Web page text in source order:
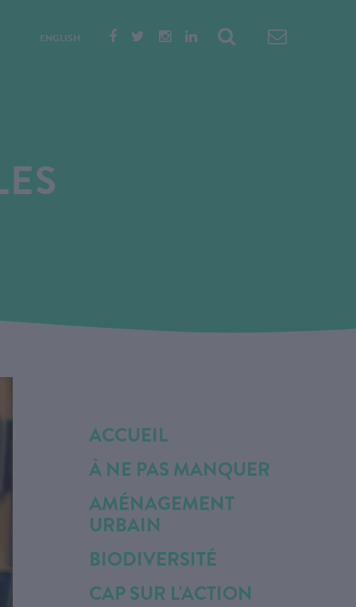
ENGLISH
ACCUEIL
À NE PAS MANQUER
AMÉNAGEMENT
URBAIN
BIODIVERSITÉ
CAP SUR L'ACTION